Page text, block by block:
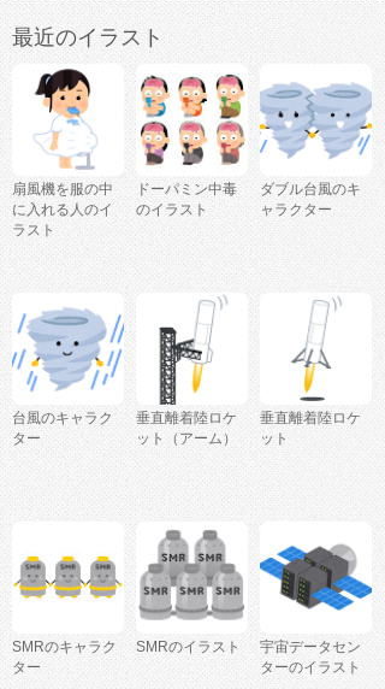
最近のイラスト
扇風機を服の中
に入れる人のイ
ラスト
ドーパミン中毒
のイラスト
ダブル台風のキ
ャラクター
台風のキャラク
ター
垂直離着陸ロケ
ット（アーム）
垂直離着陸ロケ
ット
SMRのキャラク
ター
SMRのイラスト
宇宙データセン
ターのイラスト